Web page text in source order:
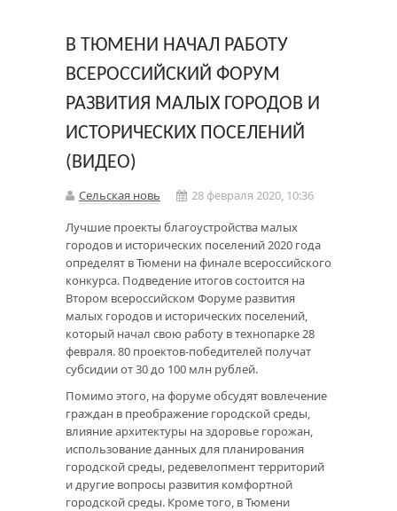
В ТЮМЕНИ НАЧАЛ РАБОТУ
ВСЕРОССИЙСКИЙ ФОРУМ
РАЗВИТИЯ МАЛЫХ ГОРОДОВ И
ИСТОРИЧЕСКИХ ПОСЕЛЕНИЙ
(ВИДЕО)
Сельская новь
28 февраля 2020, 10:36
Лучшие проекты благоустройства малых
городов и исторических поселений 2020 года
определят в Тюмени на финале всероссийского
конкурса. Подведение итогов состоится на
Втором всероссийском Форуме развития
малых городов и исторических поселений,
который начал свою работу в технопарке 28
февраля. 80 проектов-победителей получат
субсидии от 30 до 100 млн рублей.
Помимо этого, на форуме обсудят вовлечение
граждан в преображение городской среды,
влияние архитектуры на здоровье горожан,
использование данных для планирования
городской среды, редевелопмент территорий
и другие вопросы развития комфортной
городской среды. Кроме того, в Тюмени